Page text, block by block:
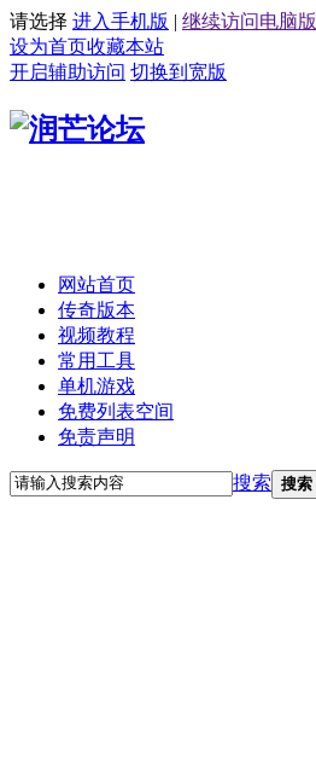
请选择 进入手机版 | 继续访问电脑版
设为首页收藏本站
开启辅助访问 切换到宽版
网站首页
传奇版本
视频教程
常用工具
单机游戏
免费列表空间
免责声明
搜索 搜索